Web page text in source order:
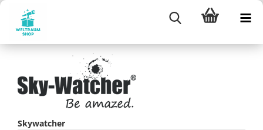
Skywatcher